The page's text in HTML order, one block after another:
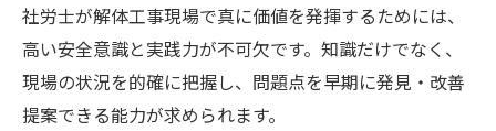
社労士が解体工事現場で真に価値を発揮するためには、
高い安全意識と実践力が不可欠です。知識だけでなく、
現場の状況を的確に把握し、問題点を早期に発見・改善
提案できる能力が求められます。